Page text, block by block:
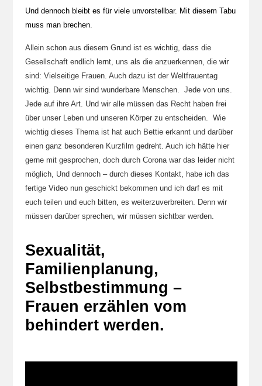
Und dennoch bleibt es für viele unvorstellbar. Mit diesem Tabu
muss man brechen.
Allein schon aus diesem Grund ist es wichtig, dass die
Gesellschaft endlich lernt, uns als die anzuerkennen, die wir
sind: Vielseitige Frauen. Auch dazu ist der Weltfrauentag
wichtig. Denn wir sind wunderbare Menschen. Jede von uns.
Jede auf ihre Art. Und wir alle müssen das Recht haben frei
über unser Leben und unseren Körper zu entscheiden. Wie
wichtig dieses Thema ist hat auch Bettie erkannt und darüber
einen ganz besonderen Kurzfilm gedreht. Auch ich hätte hier
gerne mit gesprochen, doch durch Corona war das leider nicht
möglich, Und dennoch – durch dieses Kontakt, habe ich das
fertige Video nun geschickt bekommen und ich darf es mit
euch teilen und euch bitten, es weiterzuverbreiten. Denn wir
müssen darüber sprechen, wir müssen sichtbar werden.
Sexualität,
Familienplanung,
Selbstbestimmung –
Frauen erzählen vom
behindert werden.